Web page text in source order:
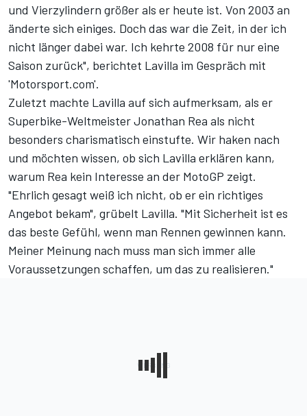
und Vierzylindern größer als er heute ist. Von 2003 an
änderte sich einiges. Doch das war die Zeit, in der ich
nicht länger dabei war. Ich kehrte 2008 für nur eine
Saison zurück", berichtet Lavilla im Gespräch mit
'Motorsport.com'.
Zuletzt machte Lavilla auf sich aufmerksam, als er
Superbike-Weltmeister Jonathan Rea als nicht
besonders charismatisch einstufte. Wir haken nach
und möchten wissen, ob sich Lavilla erklären kann,
warum Rea kein Interesse an der MotoGP zeigt.
"Ehrlich gesagt weiß ich nicht, ob er ein richtiges
Angebot bekam", grübelt Lavilla. "Mit Sicherheit ist es
das beste Gefühl, wenn man Rennen gewinnen kann.
Meiner Meinung nach muss man sich immer alle
Voraussetzungen schaffen, um das zu realisieren."